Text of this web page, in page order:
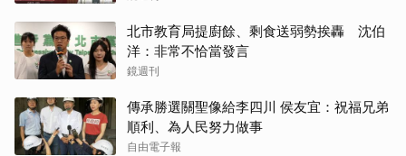
北市教育局提廚餘、剩食送弱勢挨轟 沈伯
洋：非常不恰當發言
鏡週刊
傳承勝選關聖像給李四川 侯友宜：祝福兄弟
順利、為人民努力做事
自由電子報